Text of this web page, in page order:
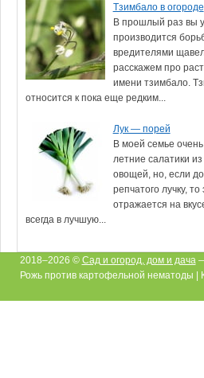
Тзимбало в огороде
В прошлый раз вы
производится
вредителями
расскажем про
имени тзимбало.
относится к пока еще редким...
Лук — порей
В моей семье
летние салатики
овощей, но, если
репчатого лучку, то
отражается на
всегда в лучшую...
2018–2026 © Сад и огород, дом и дача
Рожь против картофельной нематоды |